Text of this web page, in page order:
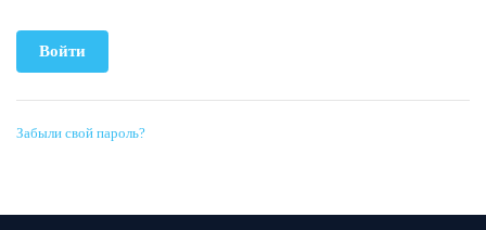
Забыли свой пароль?